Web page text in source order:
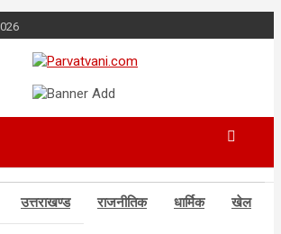
Parvatvani.com
उत्तराखण्ड राजनीतिक धार्मिक खेल